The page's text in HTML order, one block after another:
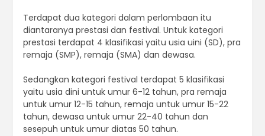
Terdapat dua kategori dalam perlombaan itu
diantaranya prestasi dan festival. Untuk kategori
prestasi terdapat 4 klasifikasi yaitu usia uini (SD), pra
remaja (SMP), remaja (SMA) dan dewasa.
Sedangkan kategori festival terdapat 5 klasifikasi
yaitu usia dini untuk umur 6-12 tahun, pra remaja
untuk umur 12-15 tahun, remaja untuk umur 15-22
tahun, dewasa untuk umur 22-40 tahun dan
sesepuh untuk umur diatas 50 tahun.